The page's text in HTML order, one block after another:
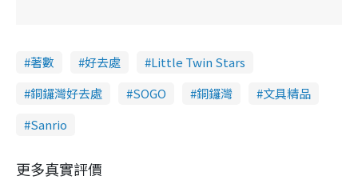
著數 好去處
Little Twin Stars
銅鑼灣好去處
SOGO 銅鑼灣
文具精品
Sanrio
更多真實評價